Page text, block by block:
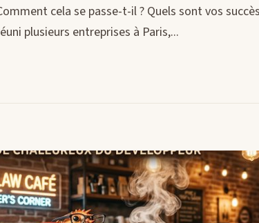
cela se passe-t-il ? Quels sont vos
plusieurs entreprises à Paris,...